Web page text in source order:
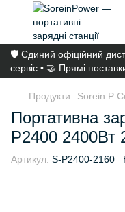
🛡️ Єдиний офіційний
сервіс • 🤝 Прямі
Продукти Sorein P
Портативна
P2400 2400Вт
Артикул: S-P2400-2160